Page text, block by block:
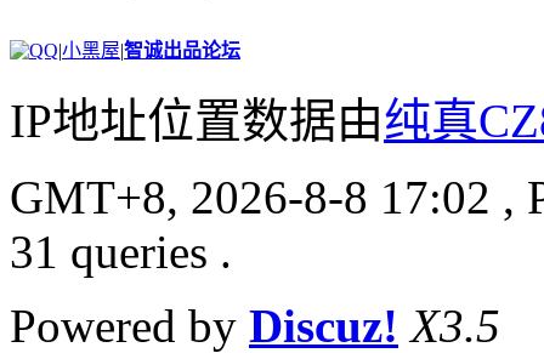
|小黑屋|智诚出品论坛
IP地址位置数据由纯真
GMT+8, 2026-8-8 17:02 ,
31 queries .
Powered by Discuz! X3.5